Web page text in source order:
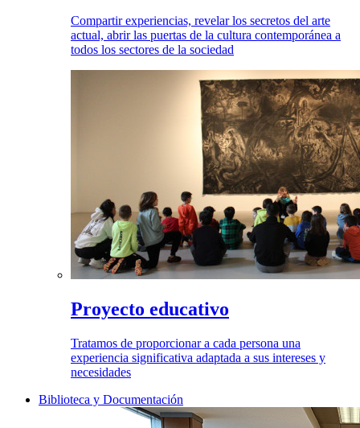
Compartir experiencias, revelar los secretos del arte
actual, abrir las puertas de la cultura contemporánea a
todos los sectores de la sociedad
Proyecto educativo
Tratamos de proporcionar a cada persona una
experiencia significativa adaptada a sus intereses y
necesidades
Biblioteca y Documentación